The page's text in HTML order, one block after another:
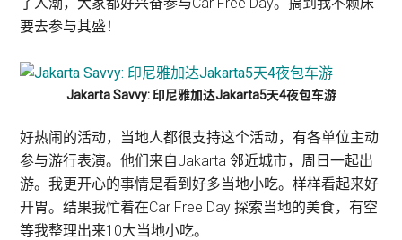
要去参与其盛！
Jakarta Savvy: 印尼雅加达Jakarta5天4夜包车游
好热闹的活动，当地人都很支持这个活动，有各单位主动
参与游行表演。他们来自Jakarta 邻近城市，周日一起出
游。我更开心的事情是看到好多当地小吃。样样看起来好
开胃。结果我忙着在Car Free Day 探索当地的美食，有空
等我整理出来10大当地小吃。